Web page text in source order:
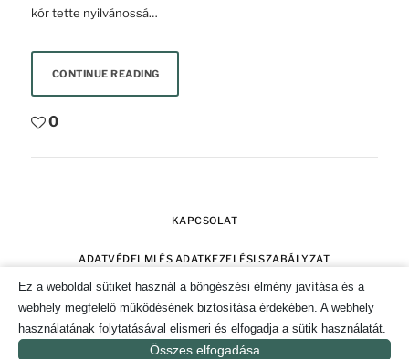
kór tette nyilvánossá…
CONTINUE READING
0
KAPCSOLAT
ADATVÉDELMI ÉS ADATKEZELÉSI SZABÁLYZAT
IMPRESSZUM
SÜTI TÁJÉKOZTATÓ ÉS HOZZÁJÁRULÁS KEZELÉSE
Ez a weboldal sütiket használ a böngészési élmény javítása és a
webhely megfelelő működésének biztosítása érdekében. A webhely
használatának folytatásával elismeri és elfogadja a sütik használatát.
Összes elfogadása